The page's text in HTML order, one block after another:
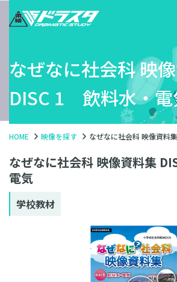
なぜなに社会科 映
DISC 1 飲料水・
HOME 映像を探す なぜなに社会科 映像資料
なぜなに社会科 映像資料集
電気
学校教材